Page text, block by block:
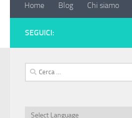
Home Blog Chi siamo
SEGUICI:
Ricerca
per: